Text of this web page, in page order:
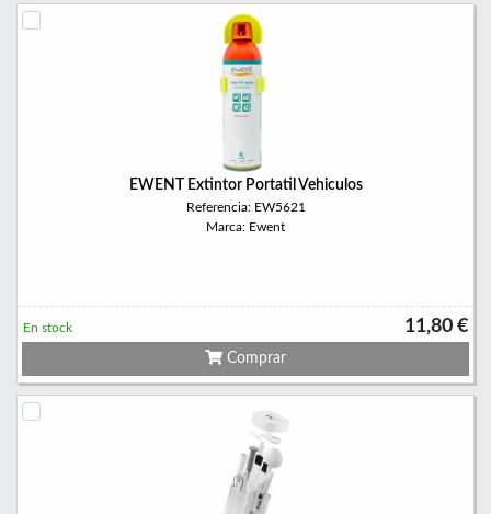
EWENT Extintor Portatil Vehiculos
Referencia: EW5621
Marca: Ewent
11,80 €
En stock
Comprar